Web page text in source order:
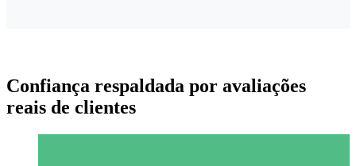
Confiança respaldada por avaliações
reais de clientes